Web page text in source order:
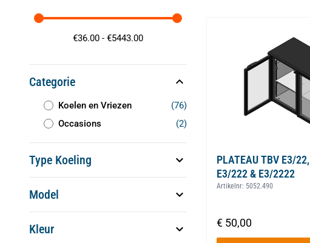
€36.00 - €5443.00
Categorie
Koelen en Vriezen
Koelen en Vriezen (76)producten
Occasions
Occasions (2)producten
Type Koeling
Model
Kleur
PLATEAU TBV E3/22,
E3/222 & E3/2222
Artikelnr: 5052.490
€ 50,00